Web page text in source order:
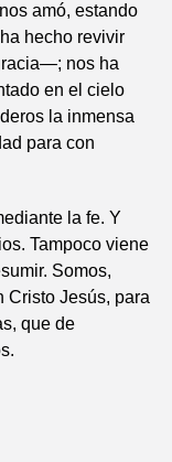
amó, estando
hecho revivir
nos ha
en el cielo
la inmensa
para con
la fe. Y
Tampoco viene
Somos,
Cristo Jesús, para
que de